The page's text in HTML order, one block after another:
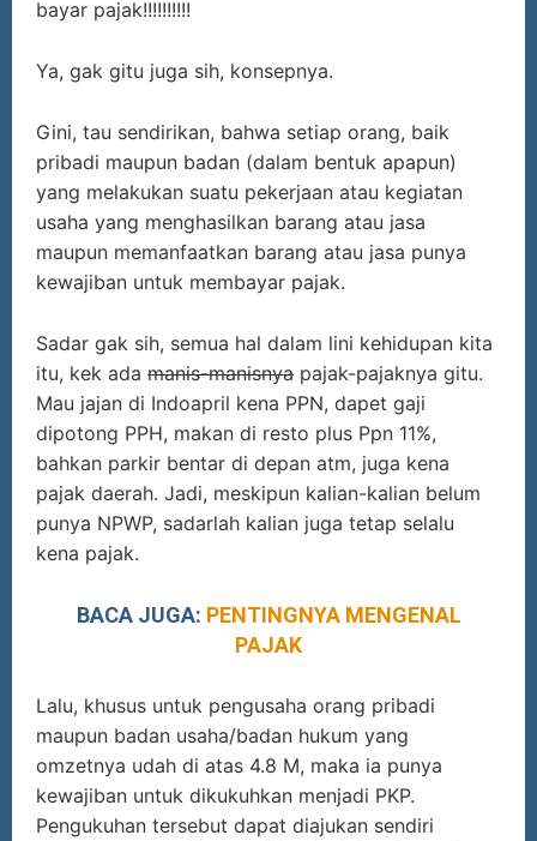
bayar pajak!!!!!!!!!!
Ya, gak gitu juga sih, konsepnya.
Gini, tau sendirikan, bahwa setiap orang, baik
pribadi maupun badan (dalam bentuk apapun)
yang melakukan suatu pekerjaan atau kegiatan
usaha yang menghasilkan barang atau jasa
maupun memanfaatkan barang atau jasa punya
kewajiban untuk membayar pajak.
Sadar gak sih, semua hal dalam lini kehidupan kita
itu, kek ada manis-manisnya pajak-pajaknya gitu.
Mau jajan di Indoapril kena PPN, dapet gaji
dipotong PPH, makan di resto plus Ppn 11%,
bahkan parkir bentar di depan atm, juga kena
pajak daerah. Jadi, meskipun kalian-kalian belum
punya NPWP, sadarlah kalian juga tetap selalu
kena pajak.
BACA JUGA: PENTINGNYA MENGENAL
PAJAK
Lalu, khusus untuk pengusaha orang pribadi
maupun badan usaha/badan hukum yang
omzetnya udah di atas 4.8 M, maka ia punya
kewajiban untuk dikukuhkan menjadi PKP.
Pengukuhan tersebut dapat diajukan sendiri